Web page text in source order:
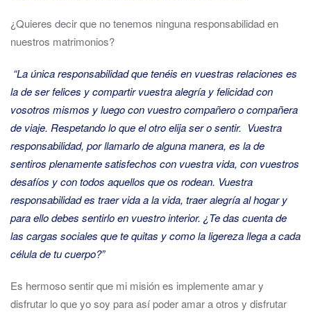
¿Quieres decir que no tenemos ninguna responsabilidad en
nuestros matrimonios?
“La única responsabilidad que tenéis en vuestras relaciones es
la de ser felices y compartir vuestra alegría y felicidad con
vosotros mismos y luego con vuestro compañero o compañera
de viaje. Respetando lo que el otro elija ser o sentir. Vuestra
responsabilidad, por llamarlo de alguna manera, es la de
sentiros plenamente satisfechos con vuestra vida, con vuestros
desafíos y con todos aquellos que os rodean. Vuestra
responsabilidad es traer vida a la vida, traer alegría al hogar y
para ello debes sentirlo en vuestro interior. ¿Te das cuenta de
las cargas sociales que te quitas y como la ligereza llega a cada
célula de tu cuerpo?”
Es hermoso sentir que mi misión es implemente amar y
disfrutar lo que yo soy para así poder amar a otros y disfrutar